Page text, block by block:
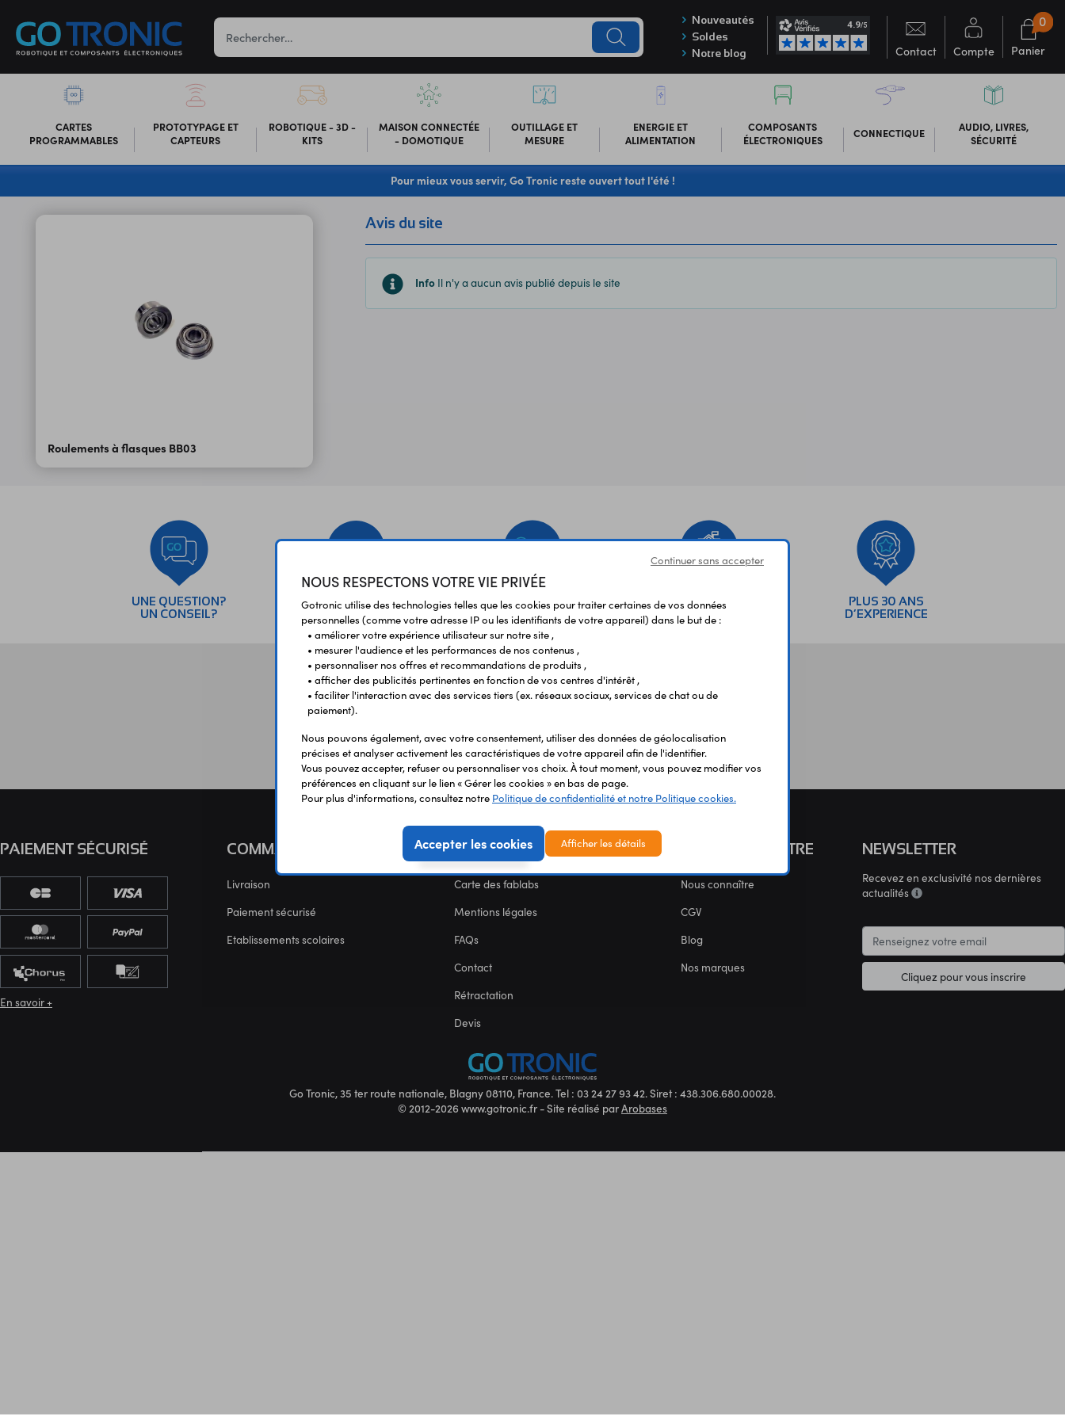
Nouveautés
Soldes
Notre blog
Contact Compte Panier
0
CARTES
PROGRAMMABLES
PROTOTYPAGE ET
CAPTEURS
ROBOTIQUE - 3D -
KITS
MAISON CONNECTÉE
- DOMOTIQUE
OUTILLAGE ET
MESURE
ENERGIE ET
ALIMENTATION
COMPOSANTS
ÉLECTRONIQUES
CONNECTIQUE
AUDIO, LIVRES,
SÉCURITÉ
Pour mieux vous servir, Go Tronic reste ouvert tout l'été !
Roulements à flasques BB03
Avis du site
Info Il n'y a aucun avis publié depuis le site
UNE QUESTION?
UN CONSEIL?
PAIEMENT
SÉCURISÉ
LIVRAISON
RAPIDE
ÉTABLISSEMENTS
SCOLAIRES
PLUS 30 ANS
D’EXPERIENCE
Vos aviset témoignages
COMMANDE
Livraison
Paiement sécurisé
Etablissements scolaires
SERVICES
Carte des fablabs
Mentions légales
FAQs
Contact
Rétractation
Devis
NOUS CONNAÎTRE
Nous connaître
CGV
Blog
Nos marques
NEWSLETTER
Recevez en exclusivité nos dernières
actualités
Cliquez pour vous inscrire
PAIEMENT SÉCURISÉ
En savoir +
Go Tronic, 35 ter route nationale, Blagny 08110, France. Tel : 03 24 27 93 42. Siret : 438.306.680.00028.
© 2012-2026 www.gotronic.fr - Site réalisé parArobases
Continuer sans accepter
NOUS RESPECTONS VOTRE VIE PRIVÉE
Gotronic utilise des technologies telles que les cookies pour traiter certaines de vos données
personnelles (comme votre adresse IP ou les identifiants de votre appareil) dans le but de :
• améliorer votre expérience utilisateur sur notre site ,
• mesurer l'audience et les performances de nos contenus ,
• personnaliser nos offres et recommandations de produits ,
• afficher des publicités pertinentes en fonction de vos centres d'intérêt ,
• faciliter l'interaction avec des services tiers (ex. réseaux sociaux, services de chat ou de
paiement).
Nous pouvons également, avec votre consentement, utiliser des données de géolocalisation
précises et analyser activement les caractéristiques de votre appareil afin de l'identifier.
Vous pouvez accepter, refuser ou personnaliser vos choix. À tout moment, vous pouvez modifier vos
préférences en cliquant sur le lien « Gérer les cookies » en bas de page.
Pour plus d'informations, consultez notre Politique de confidentialité et notre Politique cookies.
Accepter les cookies Afficher les détails